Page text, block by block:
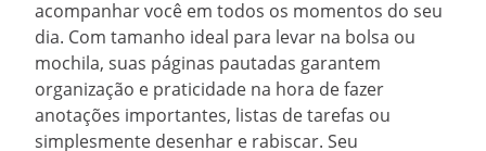
acompanhar você em todos os momentos do seu
dia. Com tamanho ideal para levar na bolsa ou
mochila, suas páginas pautadas garantem
organização e praticidade na hora de fazer
anotações importantes, listas de tarefas ou
simplesmente desenhar e rabiscar. Seu